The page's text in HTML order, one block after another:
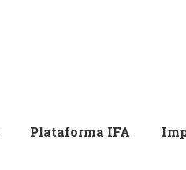
Plataforma IFA